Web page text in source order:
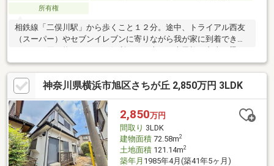
所有権
相鉄線「二俣川駅」から歩くこと１２分。途中、トライアル西友
（スーパー）やセブンイレブンに寄りながら我が家に到着できる
和の家を支えている、どっしりとしたおうちです。宮大工の匠の
技が光る素敵な和建築の家は、釘を使用せずに木と木の組み合わ
せでガッチリと建てられております。お庭が広く、四季折々の情
景を楽しめることがワクワクしますね。陽だまりで読書も良さそ
う(^^)相鉄本線「二俣川」駅徒歩12分、いずみ野線「南万騎が原」
駅徒歩15分。2駅2路線利用可能なマルチアクセス立地です。先ず
は素敵な室内をご覧ください！
神奈川県横浜市旭区さちが丘 2,850万円 3LDK
2,850万円
間取り 3LDK
建物面積72.58m2
土地面積121.14m2
築年月 1985年4月(築41年5ヶ月)